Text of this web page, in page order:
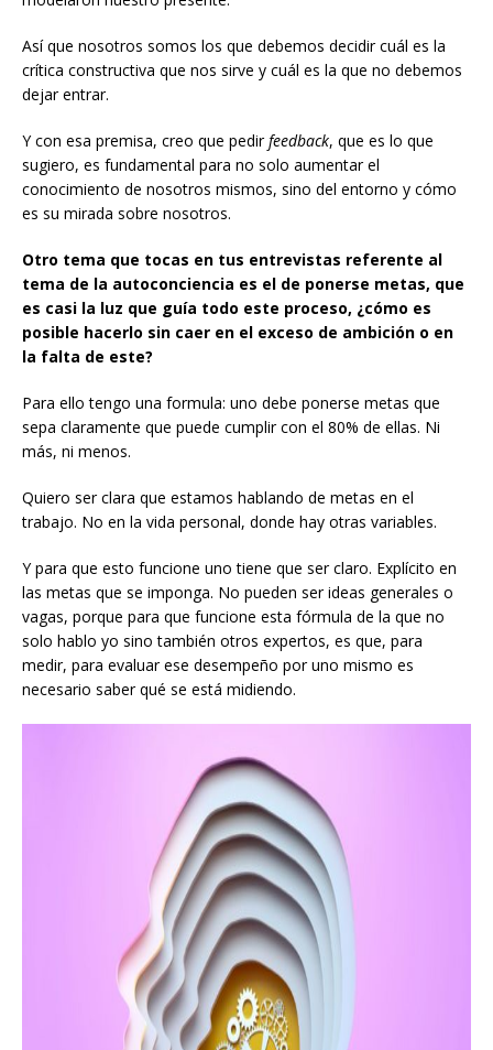
Así que nosotros somos los que debemos decidir cuál es la
crítica constructiva que nos sirve y cuál es la que no debemos
dejar entrar.
Y con esa premisa, creo que pedirfeedback, que es lo que
sugiero, es fundamental para no solo aumentar el
conocimiento de nosotros mismos, sino del entorno y cómo
es su mirada sobre nosotros.
Otro tema que tocas en tus entrevistas referente al
tema de la autoconciencia es el de ponerse metas, que
es casi la luz que guía todo este proceso, ¿cómo es
posible hacerlo sin caer en el exceso de ambición o en
la falta de este?
Para ello tengo una formula: uno debe ponerse metas que
sepa claramente que puede cumplir con el 80% de ellas. Ni
más, ni menos.
Quiero ser clara que estamos hablando de metas en el
trabajo. No en la vida personal, donde hay otras variables.
Y para que esto funcione uno tiene que ser claro. Explícito en
las metas que se imponga. No pueden ser ideas generales o
vagas, porque para que funcione esta fórmula de la que no
solo hablo yo sino también otros expertos, es que, para
medir, para evaluar ese desempeño por uno mismo es
necesario saber qué se está midiendo.